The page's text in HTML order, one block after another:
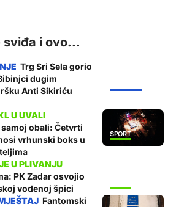
sviđa i ovo...
Trg Sri Sela gorio
dugim
Anti Sikiriću
SPORT
samoj obali: Četvrti
vrhunski boks u
PK Zadar osvojio
vodenoj špici
Fantomski